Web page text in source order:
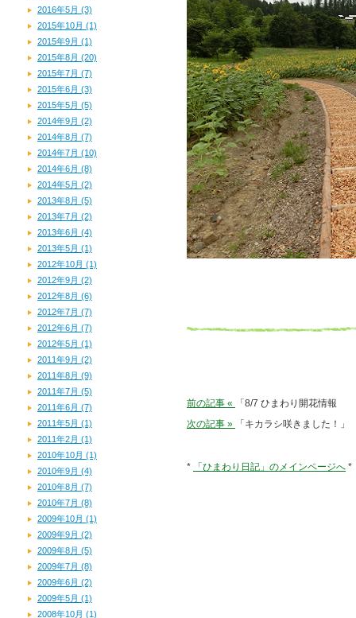
前の記事 «
「8/7 ひまわり開花情報
次の記事 »
「キカラシ咲きました！」
* 「ひまわり日記」のメインページへ *
2016年5月 (3)
2015年10月 (1)
2015年9月 (1)
2015年8月 (20)
2015年7月 (7)
2015年6月 (3)
2015年5月 (5)
2014年9月 (2)
2014年8月 (7)
2014年7月 (10)
2014年6月 (8)
2014年5月 (2)
2013年8月 (5)
2013年7月 (2)
2013年6月 (4)
2013年5月 (1)
2012年10月 (1)
2012年9月 (2)
2012年8月 (6)
2012年7月 (7)
2012年6月 (7)
2012年5月 (1)
2011年9月 (2)
2011年8月 (9)
2011年7月 (5)
2011年6月 (7)
2011年5月 (1)
2011年2月 (1)
2010年10月 (1)
2010年9月 (4)
2010年8月 (7)
2010年7月 (8)
2009年10月 (1)
2009年9月 (2)
2009年8月 (5)
2009年7月 (8)
2009年6月 (2)
2009年5月 (1)
2008年10月 (1)